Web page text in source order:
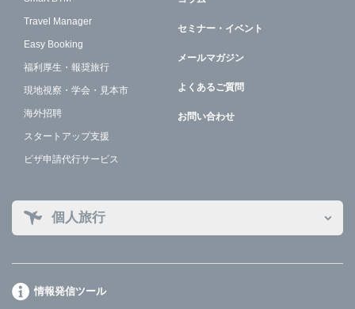
Travel Manager
Easy Booking
福利厚生・報奨旅行
現地視察・学会・見本市
海外招聘
スタートアップ支援
ビザ申請代行サービス
セミナー・イベント
メールマガジン
よくあるご質問
お問い合わせ
個人旅行
情報発信ツール